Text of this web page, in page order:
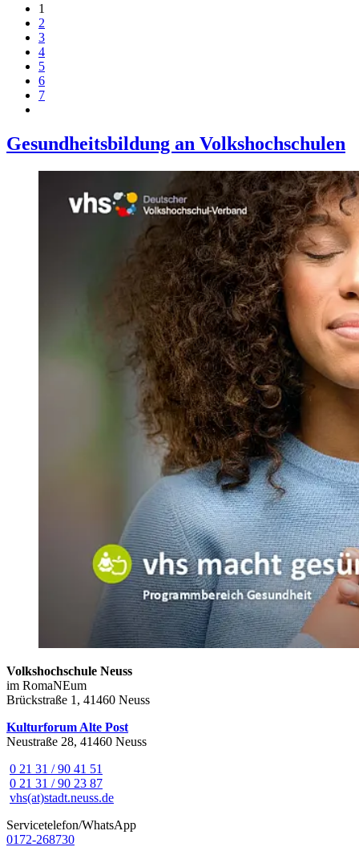
1
2
3
4
5
6
7
Gesundheitsbildung an Volkshochschulen
Volkshochschule Neuss
im RomaNEum
Brückstraße 1, 41460 Neuss
Kulturforum Alte Post
Neustraße 28, 41460 Neuss
0 21 31 / 90 41 51
0 21 31 / 90 23 87
vhs(at)stadt.neuss.de
Servicetelefon/WhatsApp
0172-268730